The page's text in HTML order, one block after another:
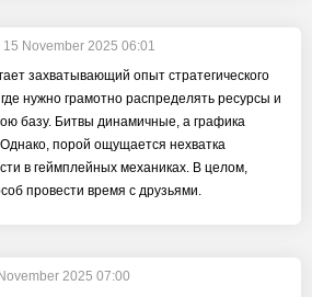
15 November 2025 06:01
захватывающий опыт стратегического
нужно грамотно распределять ресурсы и
базу. Битвы динамичные, а графика
Однако, порой ощущается нехватка
в геймплейных механиках. В целом,
провести время с друзьями.
2025 07:00